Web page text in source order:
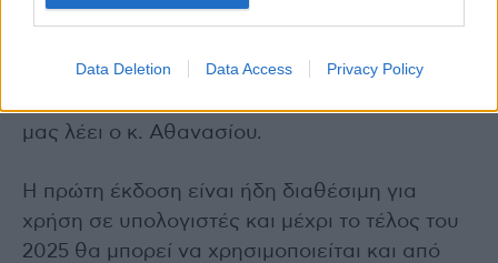
Data Deletion Data Access Privacy Policy
μπορεί να αλλάξει την πορεία ενός ασθενούς
μας λέει ο κ. Αθανασίου.
Η πρώτη έκδοση είναι ήδη διαθέσιμη για
χρήση σε υπολογιστές και μέχρι το τέλος του
2025 θα μπορεί να χρησιμοποιείται και από